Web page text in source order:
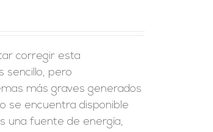
corregir esta
sencillo, pero
más graves generados
se encuentra disponible
una fuente de energía,